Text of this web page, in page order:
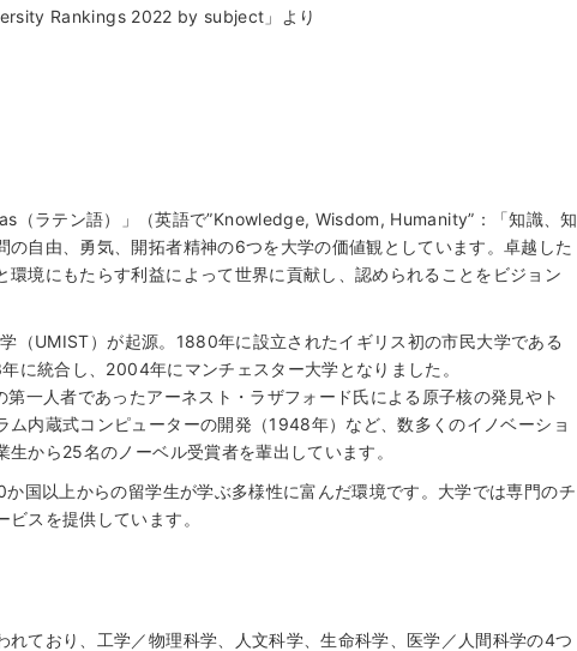
Rankings 2022 by subject」より
ラテン語）」（英語で”Knowledge, Wisdom, Humanity”：「知識、知
自由、勇気、開拓者精神の6つを大学の価値観としています。卓越した
環境にもたらす利益によって世界に貢献し、認められることをビジョン
（UMIST）が起源。1880年に設立されたイギリス初の市民大学である
に統合し、2004年にマンチェスター大学となりました。
一人者であったアーネスト・ラザフォード氏による原子核の発見やト
ム内蔵式コンピューターの開発（1948年）など、数多くのイノベーショ
から25名のノーベル受賞者を輩出しています。
国以上からの留学生が学ぶ多様性に富んだ環境です。大学では専門のチ
スを提供しています。
ており、工学／物理科学、人文科学、生命科学、医学／人間科学の4つ